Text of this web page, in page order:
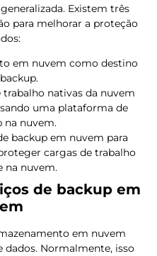
Existem três
para melhorar a proteção
em nuvem como destino
nativas da nuvem
uma plataforma de
na nuvem.
backup em nuvem para
cargas de trabalho
na nuvem.
de backup em
em nuvem
Normalmente, isso